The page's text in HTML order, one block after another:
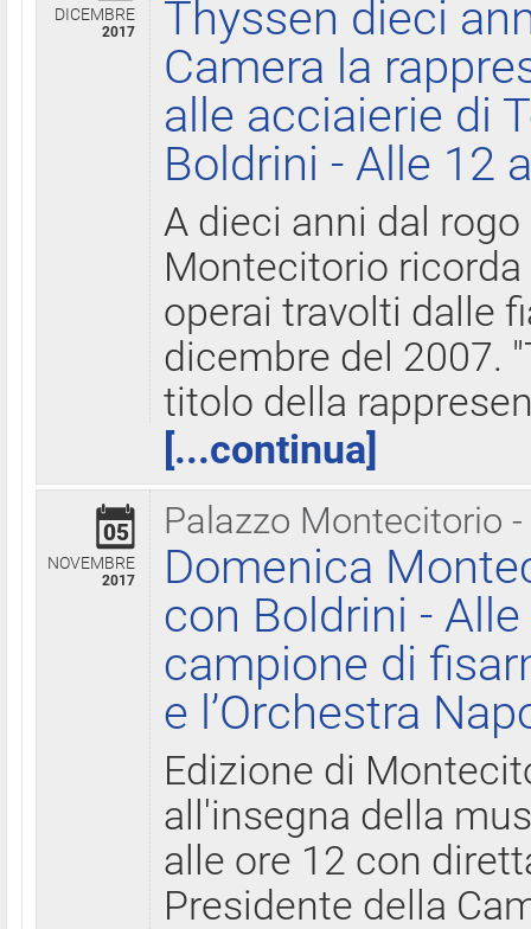
DICEMBRE
2017
Thyssen dieci
Camera la
alle acciaierie di
Boldrini - Alle 12
A dieci anni dal
Montecitorio
operai travolti dalle
dicembre del 2007.
titolo della
[...continua]
Palazzo Montecitorio
05
NOVEMBRE
2017
Domenica
con Boldrini -
campione di
e l’Orchestra
Edizione di
all'insegna della
alle ore 12 con
Presidente della